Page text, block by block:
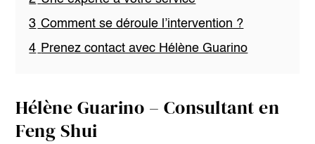
3 Comment se déroule l’intervention ?
4 Prenez contact avec Hélène Guarino
Hélène Guarino – Consultant en
Feng Shui